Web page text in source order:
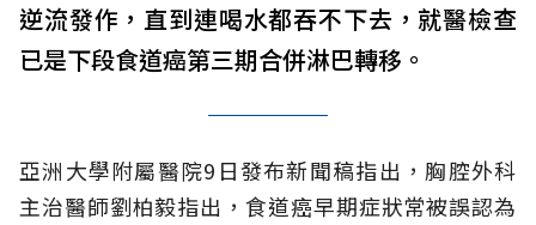
逆流發作，直到連喝水都吞不下去，就醫檢查
已是下段食道癌第三期合併淋巴轉移。
亞洲大學附屬醫院9日發布新聞稿指出，胸腔外科
主治醫師劉柏毅指出，食道癌早期症狀常被誤認為